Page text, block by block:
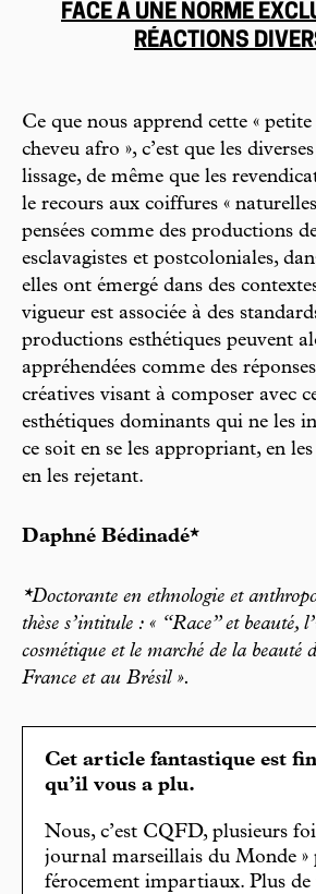
FACE À UNE NORME
RÉACTIONS
Ce que nous apprend cette «
cheveu afro », c’est que les
lissage, de même que les
le recours aux coiffures «
pensées comme des productions
esclavagistes et postcoloniales,
elles ont émergé dans des
vigueur est associée à des
productions esthétiques peuvent
appréhendées comme des
créatives visant à composer avec
esthétiques dominants qui ne les
ce soit en se les appropriant, en
en les rejetant.
Daphné Bédinadé*
*Doctorante en ethnologie et
thèse s’intitule : « “Race” et beauté,
cosmétique et le marché de la beauté
France et au Brésil ».
Cet article fantastique est
qu’il vous a plu.
Nous, c’est CQFD, plusieurs
journal marseillais du Monde »
férocement impartiaux. Plus de